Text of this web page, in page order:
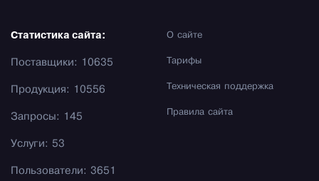
О сайте
Тарифы
Техническая поддержка
Правила сайта
Статистика сайта:
Поставщики: 10635
Продукция: 10556
Запросы: 145
Услуги: 53
Пользователи: 3651